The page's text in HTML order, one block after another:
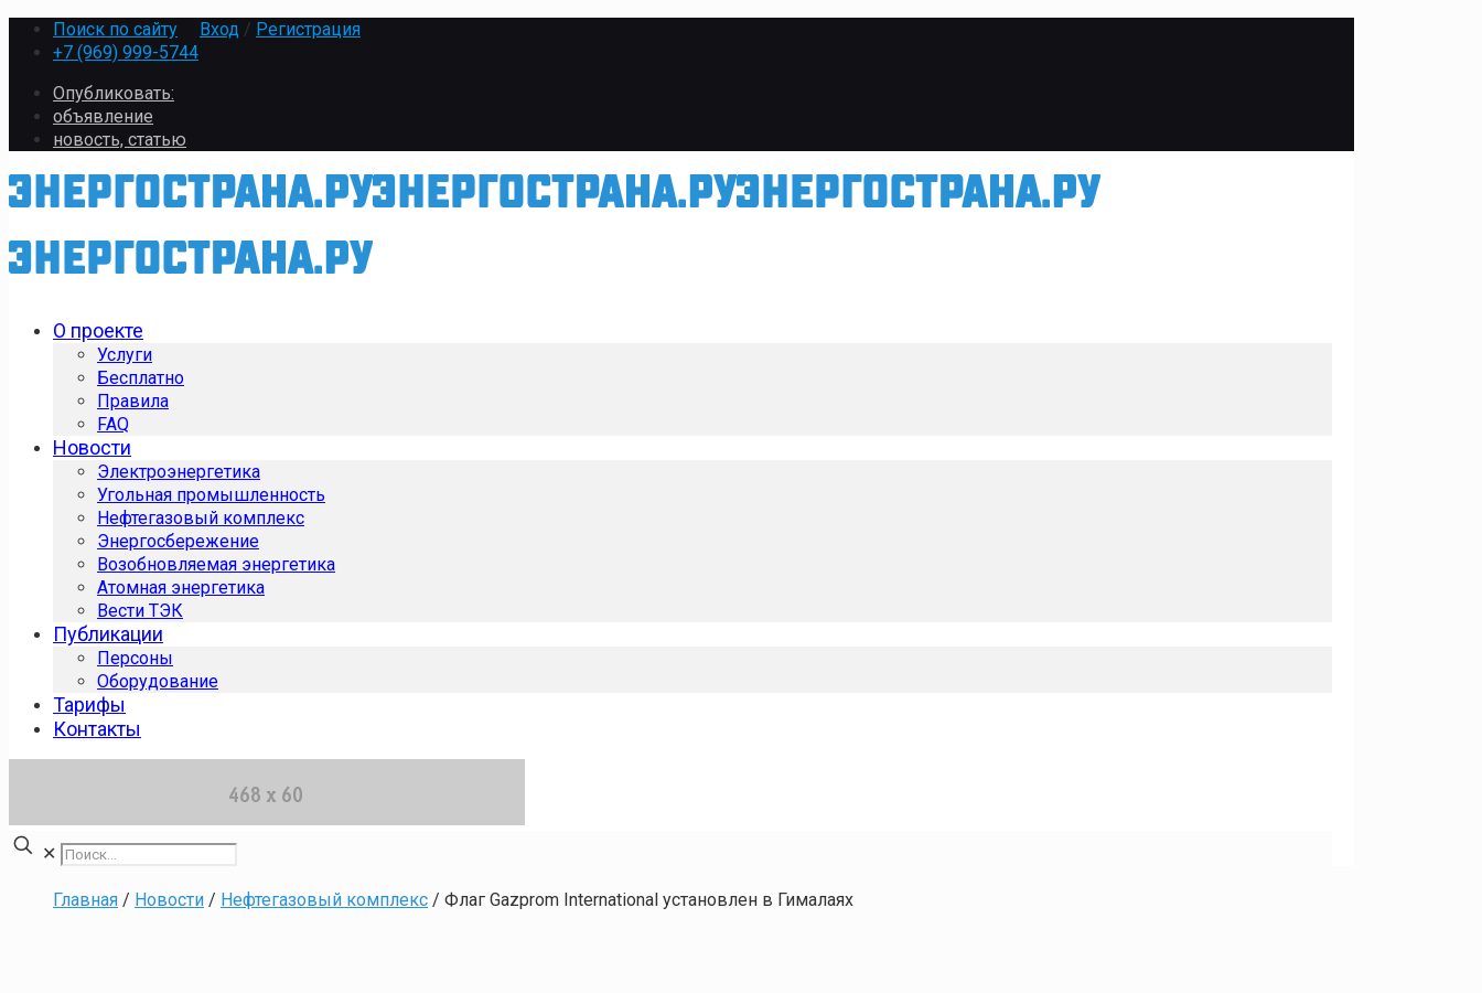
Поиск по сайту Вход / Регистрация
+7 (969) 999-5744
Опубликовать:
объявление
новость, статью
О проекте
Услуги
Бесплатно
Правила
FAQ
Новости
Электроэнергетика
Угольная промышленность
Нефтегазовый комплекс
Энергосбережение
Возобновляемая энергетика
Атомная энергетика
Вести ТЭК
Публикации
Персоны
Оборудование
Тарифы
Контакты
✕
Главная / Новости / Нефтегазовый комплекс / Флаг Gazprom International установлен в Гималаях